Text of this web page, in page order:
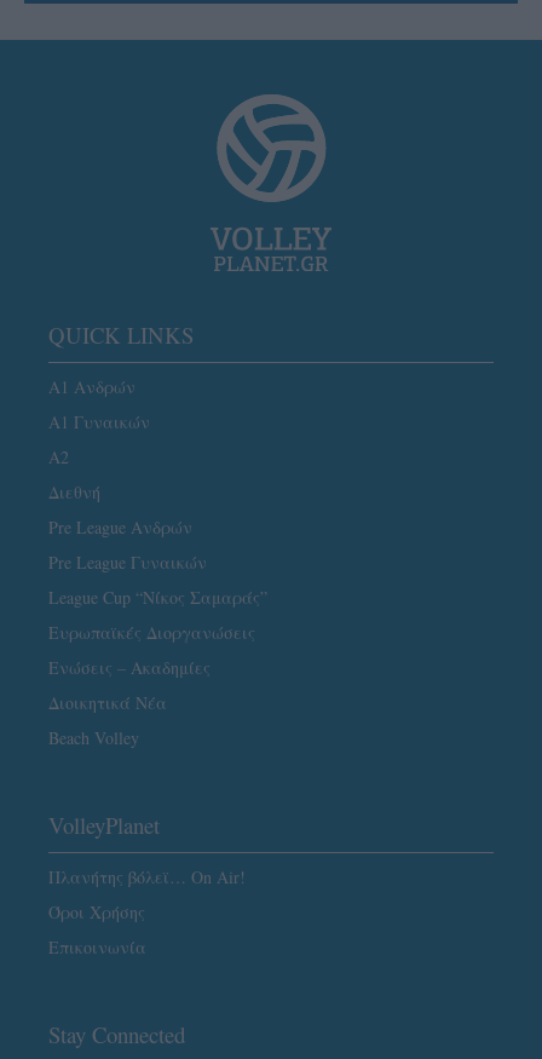
QUICK LINKS
Α1 Ανδρών
Α1 Γυναικών
A2
Διεθνή
Pre League Ανδρών
Pre League Γυναικών
League Cup “Νίκος Σαμαράς”
Ευρωπαϊκές Διοργανώσεις
Ενώσεις – Ακαδημίες
Διοικητικά Νέα
Beach Volley
VolleyPlanet
Πλανήτης βόλεϊ… On Air!
Όροι Χρήσης
Επικοινωνία
Stay Connected